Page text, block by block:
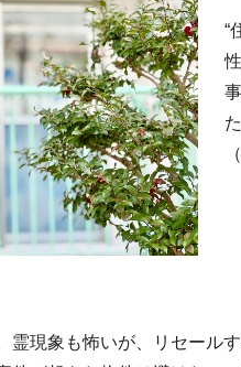
“
霊現象も怖いが、リセール